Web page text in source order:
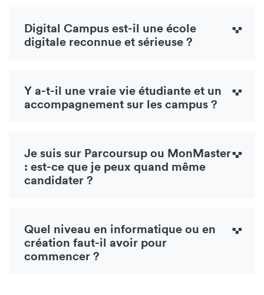
Digital Campus est-il une école
digitale reconnue et sérieuse ?
Y a-t-il une vraie vie étudiante et un
accompagnement sur les campus ?
Je suis sur Parcoursup ou MonMaster
: est-ce que je peux quand même
candidater ?
Quel niveau en informatique ou en
création faut-il avoir pour
commencer ?